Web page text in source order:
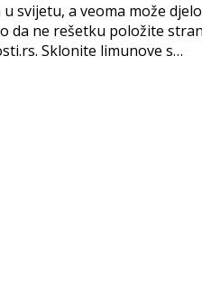
svijetu, a veoma može
da ne rešetku položite
Sklonite limunove s…